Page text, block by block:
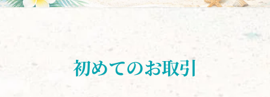
初めてのお取引